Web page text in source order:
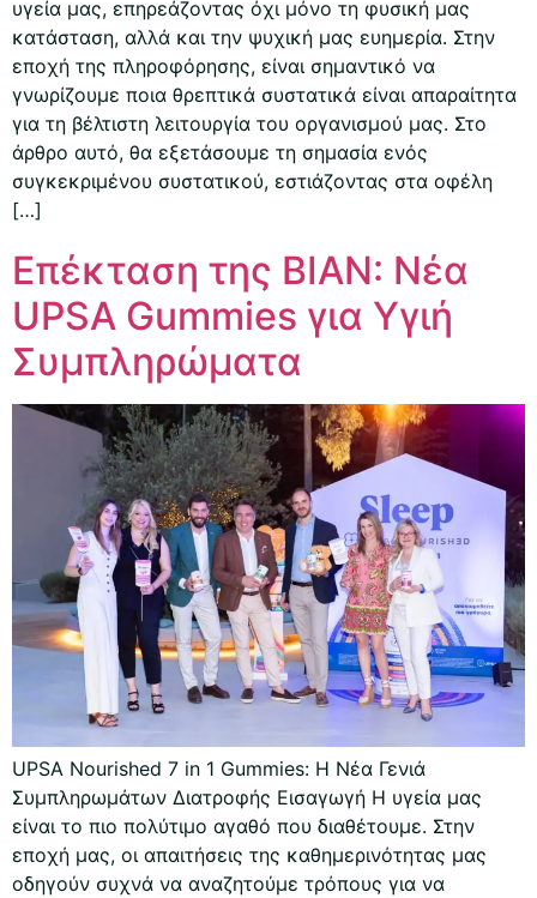
υγεία μας, επηρεάζοντας όχι μόνο τη φυσική μας
κατάσταση, αλλά και την ψυχική μας ευημερία. Στην
εποχή της πληροφόρησης, είναι σημαντικό να
γνωρίζουμε ποια θρεπτικά συστατικά είναι απαραίτητα
για τη βέλτιστη λειτουργία του οργανισμού μας. Στο
άρθρο αυτό, θα εξετάσουμε τη σημασία ενός
συγκεκριμένου συστατικού, εστιάζοντας στα οφέλη
[…]
Επέκταση της ΒΙΑΝ: Νέα
UPSA Gummies για Υγιή
Συμπληρώματα
UPSA Nourished 7 in 1 Gummies: Η Νέα Γενιά
Συμπληρωμάτων Διατροφής Εισαγωγή Η υγεία μας
είναι το πιο πολύτιμο αγαθό που διαθέτουμε. Στην
εποχή μας, οι απαιτήσεις της καθημερινότητας μας
οδηγούν συχνά να αναζητούμε τρόπους για να